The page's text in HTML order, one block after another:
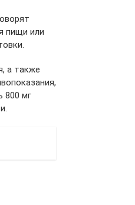
пищи или
а также
800 мг